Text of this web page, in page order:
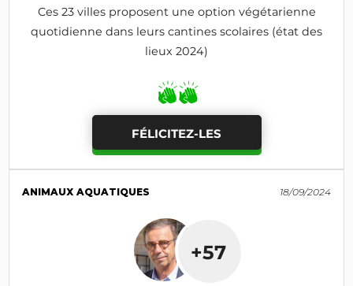
Ces 23 villes proposent une option végétarienne
quotidienne dans leurs cantines scolaires (état des
lieux 2024)
FÉLICITEZ-LES
ANIMAUX AQUATIQUES 18/09/2024
+57